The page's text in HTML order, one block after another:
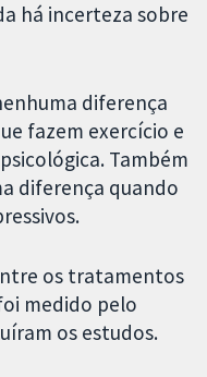
há incerteza sobre
diferença
fazem exercício e
Também
diferença quando
os tratamentos
medido pelo
os estudos.